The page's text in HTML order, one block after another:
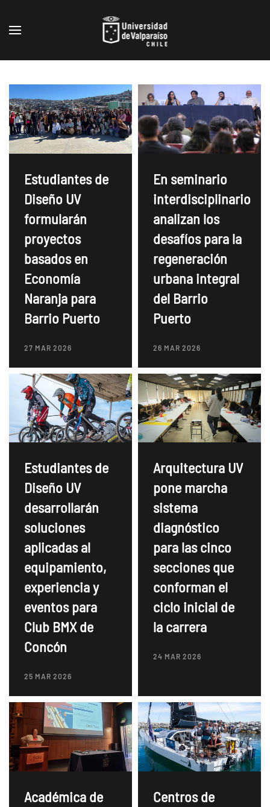
Skip to main content
Estudiantes de
Diseño UV
formularán
proyectos
basados en
Economía
Naranja para
Barrio Puerto
27 MAR 2026
En seminario
interdisciplinario
analizan los
desafíos para la
regeneración
urbana integral
del Barrio
Puerto
26 MAR 2026
Estudiantes de
Diseño UV
desarrollarán
soluciones
aplicadas al
equipamiento,
experiencia y
eventos para
Club BMX de
Concón
25 MAR 2026
Arquitectura UV
pone marcha
sistema
diagnóstico
para las cinco
secciones que
conforman el
ciclo inicial de
la carrera
24 MAR 2026
Académica de
Centros de